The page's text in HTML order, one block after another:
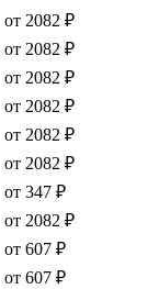
от 2082 ₽
от 2082 ₽
от 2082 ₽
от 2082 ₽
от 2082 ₽
от 2082 ₽
от 347 ₽
от 2082 ₽
от 607 ₽
от 607 ₽